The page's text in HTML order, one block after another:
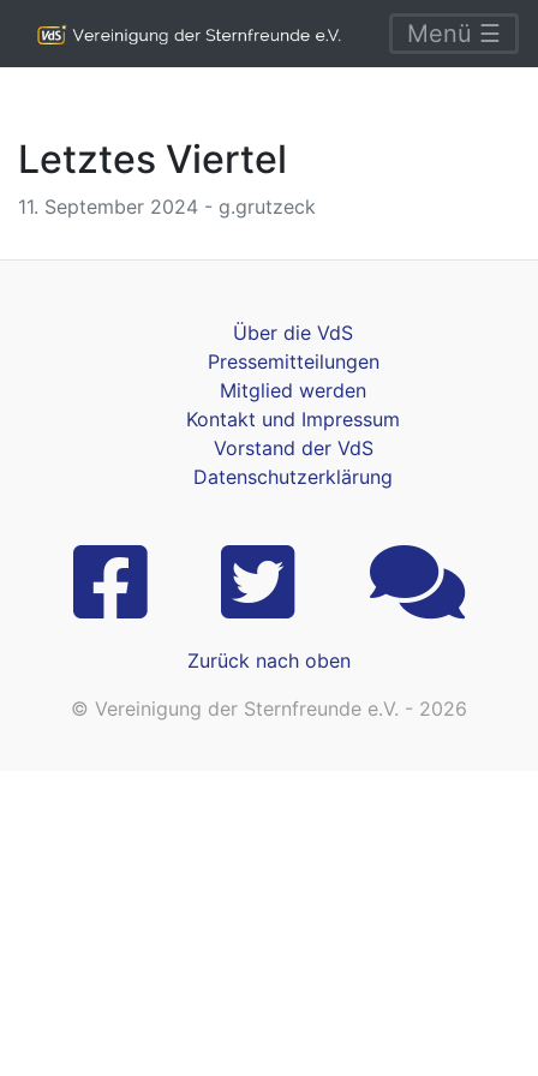
Menü ☰
Letztes Viertel
11. September 2024 - g.grutzeck
Über die VdS
Pressemitteilungen
Mitglied werden
Kontakt und Impressum
Vorstand der VdS
Datenschutzerklärung
Zurück nach oben
© Vereinigung der Sternfreunde e.V. - 2026